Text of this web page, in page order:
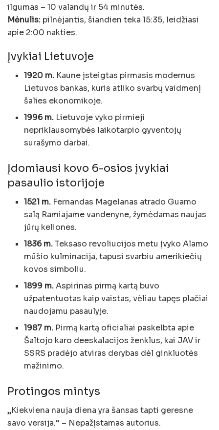
ilgumas – 10 valandų ir 54 minutės.
Mėnulis: pilnėjantis, šiandien teka 15:35, leidžiasi
apie 2:00 nakties.
Įvykiai Lietuvoje
1920 m. Kaune įsteigtas pirmasis modernus
Lietuvos bankas, kuris atliko svarbų vaidmenį
šalies ekonomikoje.
1996 m. Lietuvoje vyko pirmieji
nepriklausomybės laikotarpio gyventojų
surašymo darbai.
Įdomiausi kovo 6-osios įvykiai
pasaulio istorijoje
1521 m. Fernandas Magelanas atrado Guamo
salą Ramiajame vandenyne, žymėdamas naujas
jūrų keliones.
1836 m.Teksaso revoliucijos metu įvyko Alamo
mūšio kulminacija, tapusi svarbiu amerikiečių
kovos simboliu.
1899 m.Aspirinas pirmą kartą buvo
užpatentuotas kaip vaistas, vėliau tapęs plačiai
naudojamu pasaulyje.
1987 m. Pirmą kartą oficialiai paskelbta apie
Šaltojo karo deeskalacijos ženklus, kai JAV ir
SSRS pradėjo atviras derybas dėl ginkluotės
mažinimo.
Protingos mintys
„Kiekviena nauja diena yra šansas tapti geresne
savo versija.“ – Nepažįstamas autorius.